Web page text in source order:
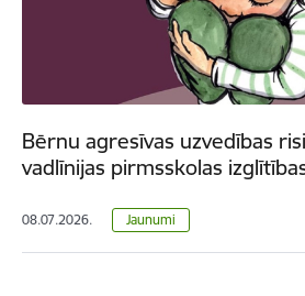
Bērnu agresīvas uzvedības
vadlīnijas pirmsskolas
08.07.2026. Jaunumi